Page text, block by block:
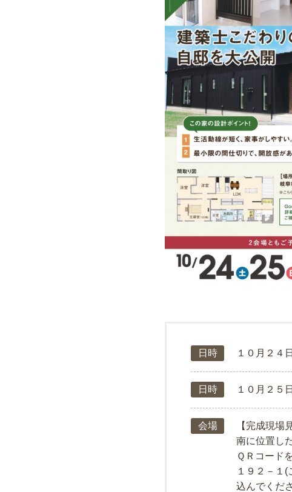
日時 １０月２４
日時 １０月２５
会場
【完成現場
南に位置し
ＱＲコード
１９２－１
込んでくだ